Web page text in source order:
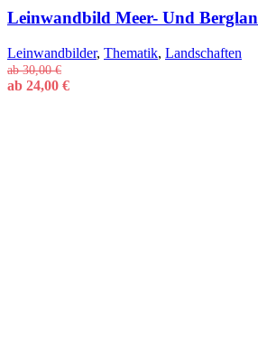
Leinwandbild Meer- Und
Leinwandbilder, Thematik, Landschaften
ab30,00€
ab 24,00 €